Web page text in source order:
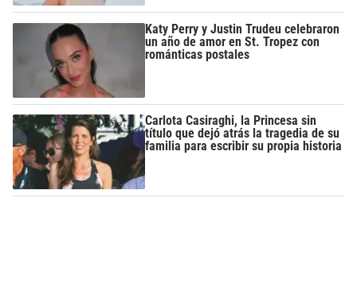
Katy Perry y Justin Trudeu celebraron
un año de amor en St. Tropez con
románticas postales
Carlota Casiraghi, la Princesa sin
título que dejó atrás la tragedia de su
familia para escribir su propia historia